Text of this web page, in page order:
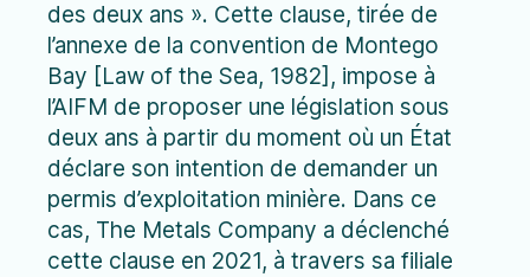
des deux ans ». Cette clause, tirée de
l’annexe de la convention de Montego
Bay [Law of the Sea, 1982], impose à
l’AIFM de proposer une législation sous
deux ans à partir du moment où un État
déclare son intention de demander un
permis d’exploitation minière. Dans ce
cas, The Metals Company a déclenché
cette clause en 2021, à travers sa filiale